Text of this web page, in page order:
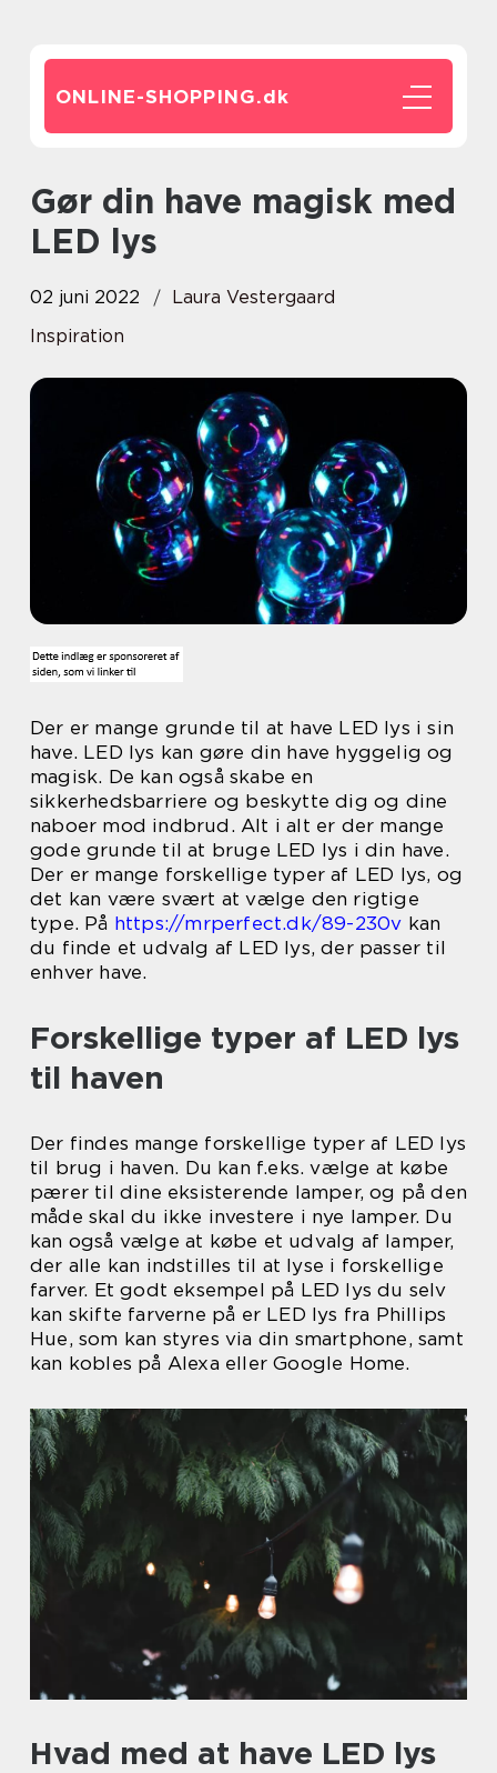
ONLINE-SHOPPING.dk
Gør din have magisk med
LED lys
02 juni 2022
Laura Vestergaard
Inspiration
Der er mange grunde til at have LED lys i sin
have. LED lys kan gøre din have hyggelig og
magisk. De kan også skabe en
sikkerhedsbarriere og beskytte dig og dine
naboer mod indbrud. Alt i alt er der mange
gode grunde til at bruge LED lys i din have.
Der er mange forskellige typer af LED lys, og
det kan være svært at vælge den rigtige
type. På https://mrperfect.dk/89-230v kan
du finde et udvalg af LED lys, der passer til
enhver have.
Forskellige typer af LED lys
til haven
Der findes mange forskellige typer af LED lys
til brug i haven. Du kan f.eks. vælge at købe
pærer til dine eksisterende lamper, og på den
måde skal du ikke investere i nye lamper. Du
kan også vælge at købe et udvalg af lamper,
der alle kan indstilles til at lyse i forskellige
farver. Et godt eksempel på LED lys du selv
kan skifte farverne på er LED lys fra Phillips
Hue, som kan styres via din smartphone, samt
kan kobles på Alexa eller Google Home.
Hvad med at have LED lys